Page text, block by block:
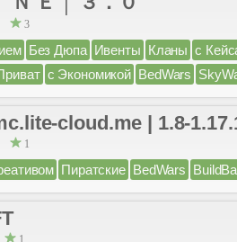
3
Без Дюпа Ивенты Кланы с
с Экономикой BedWars
cloud.me | 1.8-
1
Пиратские BedWars